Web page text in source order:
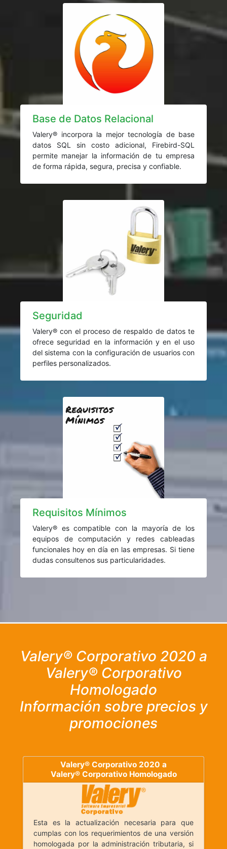
Base de Datos Relacional
Valery® incorpora la mejor tecnología de base
datos SQL sin costo adicional, Firebird-SQL
permite manejar la información de tu empresa
de forma rápida, segura, precisa y confiable.
Seguridad
Valery® con el proceso de respaldo de datos te
ofrece seguridad en la información y en el uso
del sistema con la configuración de usuarios con
perfiles personalizados.
Requisitos Mínimos
Valery® es compatible con la mayoría de los
equipos de computación y redes cableadas
funcionales hoy en día en las empresas. Si tiene
dudas consultenos sus particularidades.
Valery® Corporativo 2020 a
Valery® Corporativo
Homologado
Información sobre precios y
promociones
Valery® Corporativo 2020 a
Valery® Corporativo Homologado
Esta es la actualización necesaria para que
cumplas con los requerimientos de una versión
homologada por la administración tributaria, si